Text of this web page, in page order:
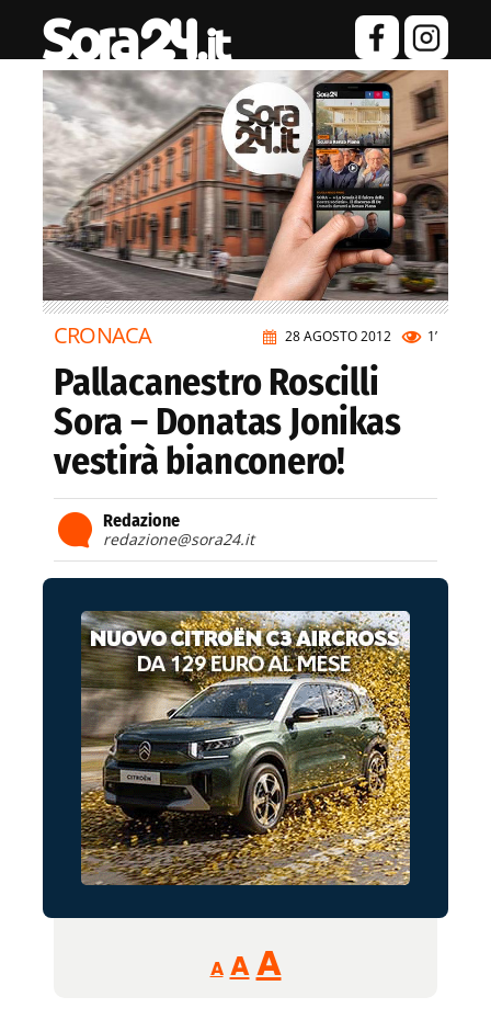
28 AGOSTO 2012 1’
CRONACA
Pallacanestro Roscilli
Sora – Donatas Jonikas
vestirà bianconero!
Redazione
redazione@sora24.it
A
Reducir
tamaño
A Restablecer
AAumentar